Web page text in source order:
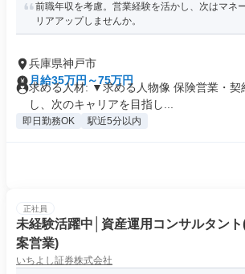
前職年収を考慮。営業経験を活かし、次はマネ
リアアップしませんか。
兵庫県神戸市
月給35万円～75万円
求める人材: ▼求める人物像 保険営業・契
し、次のキャリアを目指し...
即日勤務OK 駅近5分以内
正社員
未経験活躍中│資産運用コンサルタン
案営業)
いちよし証券株式会社